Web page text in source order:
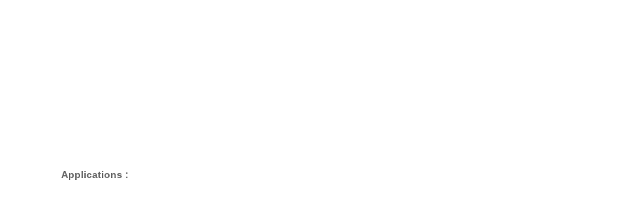
Applications :